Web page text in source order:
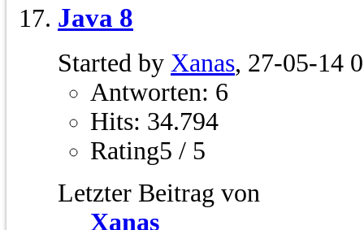
Java 8
Started by Xanas, 27-05-14
Antworten: 6
Hits: 34.794
Rating5 / 5
Letzter Beitrag von
Xanas